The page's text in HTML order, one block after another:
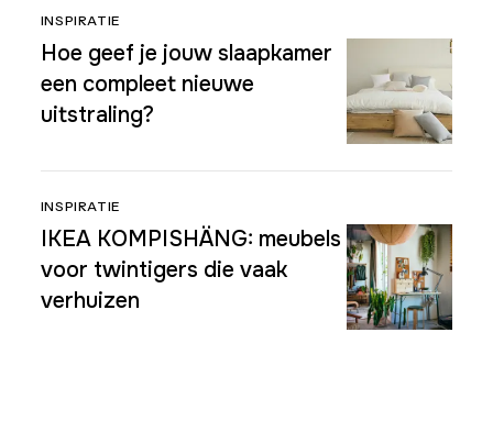
INSPIRATIE
Hoe geef je jouw slaapkamer
een compleet nieuwe
uitstraling?
INSPIRATIE
IKEA KOMPISHÄNG: meubels
voor twintigers die vaak
verhuizen